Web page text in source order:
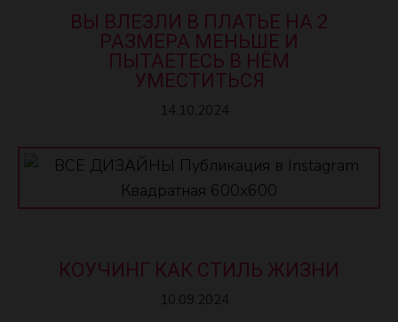
ВЫ ВЛЕЗЛИ В ПЛАТЬЕ НА 2
РАЗМЕРА МЕНЬШЕ И
ПЫТАЕТЕСЬ В НЁМ
УМЕСТИТЬСЯ
14.10.2024
КОУЧИНГ КАК СТИЛЬ ЖИЗНИ
10.09.2024